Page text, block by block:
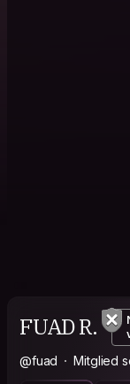
FUAD R.
@fuad Mitglied